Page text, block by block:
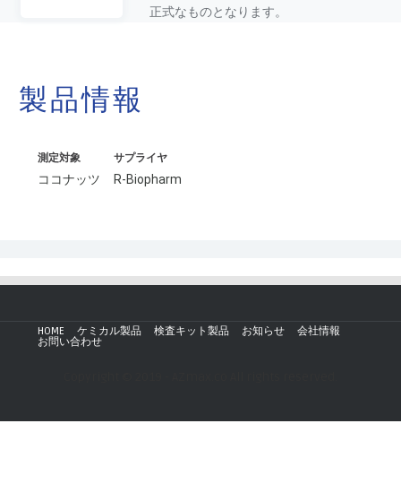
正式なものとなります。
製品情報
測定対象
ココナッツ
サプライヤ
R-Biopharm
HOME ケミカル製品 検査キット製品 お知らせ
会社情報
お問い合わせ